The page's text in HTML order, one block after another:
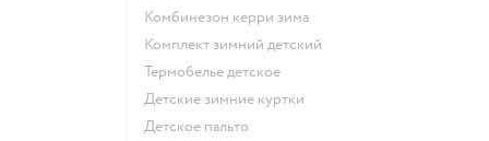
Комбинезон керри зима
Комплект зимний детский
Термобелье детское
Детские зимние куртки
Детское пальто